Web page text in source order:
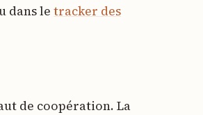
dans le tracker des
de coopération. La